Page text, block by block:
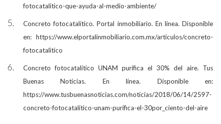
fotocatalitico-que-ayuda-al-medio-ambiente/
Concreto fotocatalítico. Portal inmobiliario. En línea. Disponible
en: https://www.elportalinmobiliario.com.mx/articulos/concreto-
fotocatalitico
Concreto fotocatalítico UNAM purifica el 30% del aire. Tus
Buenas Noticias. En línea. Disponible en:
https://www.tusbuenasnoticias.com/noticias/2018/06/14/2597-
concreto-fotocatalitico-unam-purifica-el-30por_ciento-del-aire